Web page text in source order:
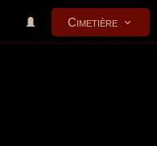
Cimetière